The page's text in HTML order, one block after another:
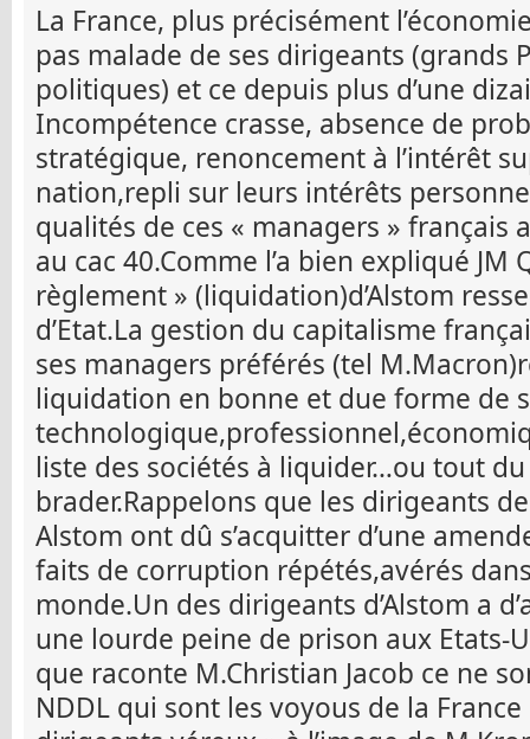
La France, plus précisément
pas malade de ses dirigeants (grands
politiques) et ce depuis plus d’une
Incompétence crasse, absence de
stratégique, renoncement à l’intérêt
nation,repli sur leurs intérêts
qualités de ces « managers » français
au cac 40.Comme l’a bien expliqué JM
règlement » (liquidation)d’Alstom
d’Etat.La gestion du capitalisme
ses managers préférés (tel
liquidation en bonne et due forme de
liste des sociétés à liquider…ou tout
brader.Rappelons que les dirigeants
Alstom ont dû s’acquitter d’une
faits de corruption répétés,avérés
monde.Un des dirigeants d’Alstom a
une lourde peine de prison aux Etats-
que raconte M.Christian Jacob ce ne
NDDL qui sont les voyous de la